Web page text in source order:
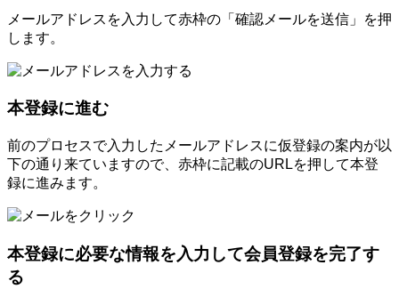
メールアドレスを入力して赤枠の「確認メールを送信」を押
します。
本登録に進む
前のプロセスで入力したメールアドレスに仮登録の案内が以
下の通り来ていますので、赤枠に記載のURLを押して本登
録に進みます。
本登録に必要な情報を入力して会員登録を完了す
る